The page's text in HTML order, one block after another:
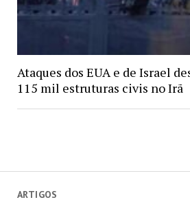
Ataques dos EUA e de Israel
115 mil estruturas civis no Irã
ARTIGOS